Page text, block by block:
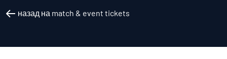
назад на match & event tickets